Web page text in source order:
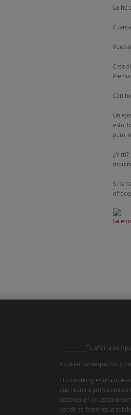
Lo he
Pues
Crea
Con
Un
esto,
pum,
¿Y
Si te
___________Tu oficina
Alquiler de despachos y
El coworking es una
que reúne a profesionales
sectores en un espacio
donde se fomenta la